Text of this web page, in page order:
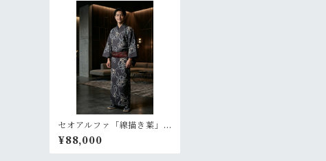
セオアルファ「線描き葉」
黒【メンズ 単衣 浴衣
プレタ 仕立て上がり】
¥88,000